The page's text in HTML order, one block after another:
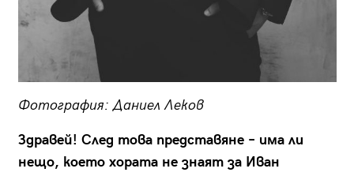
Фотография: Даниел Леков
Здравей! След това представяне – има ли
нещо, което хората не знаят за Иван